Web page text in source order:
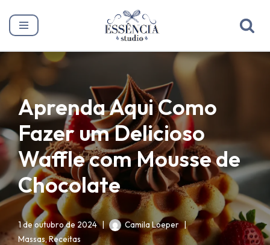
Pular
Aprenda Aqui Como
Fazer um Delicioso
Waffle com Mousse de
Chocolate
1 de outubro de 2024
Camila Loeper
Massas,Receitas